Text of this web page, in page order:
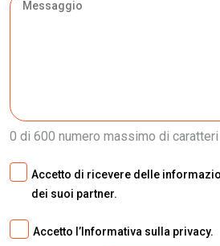
0 di 600 numero massimo di caratteri
Accetto di ricevere delle
dei suoi partner.
Accetto l’Informativa sulla privacy.